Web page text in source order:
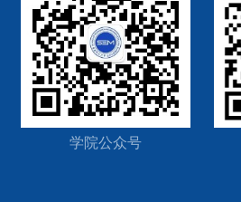
学院公众号